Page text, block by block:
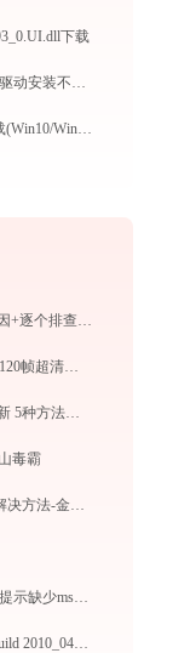
下载
(2026最新)实达IP-660KII打印机驱动安装不再难，跟着这些步骤一学就会
(2025最新)Epson M1100驱动下载(Win10/Win11) 官方安全下载图文安装教程
中望CAD打不开怎么办？5大原因+逐个排查修复方案
MuMu模拟器电脑版下载安装：120帧超清极速运行，电脑玩手游的装机必备神器
Win10如何彻底永久关闭自动更新 5种方法教你永久关闭win10自动更新
毒霸
爱普生LQ-20K打印机连接问题解决方法-金山毒霸
爱奇艺视频进程 QyFragment.exe提示缺少msvcr100.dll文件的解决办法
Visual C++ 6.0（完整绿色版）Build 2010_04_03 1.exe系统错误ace.dll丢失如何解决